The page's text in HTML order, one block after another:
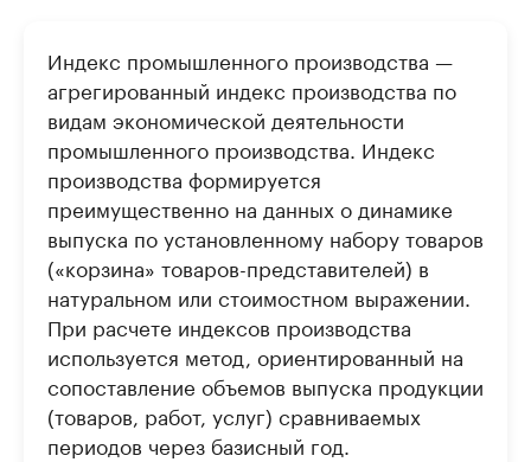
Индекс промышленного производства —
агрегированный индекс производства по
видам экономической деятельности
промышленного производства. Индекс
производства формируется
преимущественно на данных о динамике
выпуска по установленному набору товаров
(«корзина» товаров-представителей) в
натуральном или стоимостном выражении.
При расчете индексов производства
используется метод, ориентированный на
сопоставление объемов выпуска продукции
(товаров, работ, услуг) сравниваемых
периодов через базисный год.